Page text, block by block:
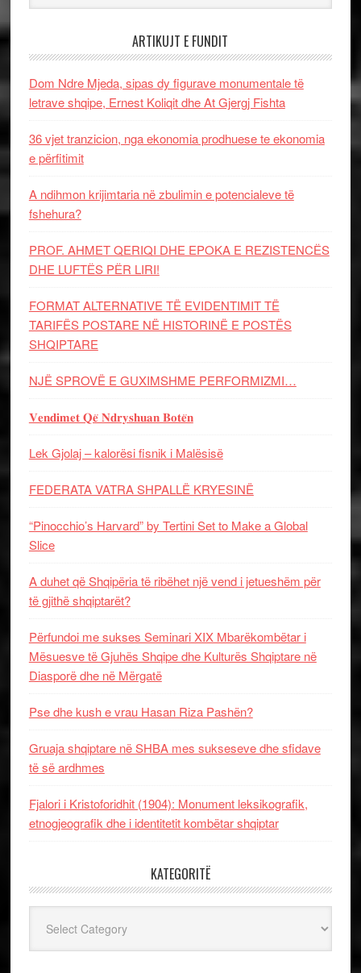
ARTIKUJT E FUNDIT
Dom Ndre Mjeda, sipas dy figurave monumentale të
letrave shqipe, Ernest Koliqit dhe At Gjergj Fishta
36 vjet tranzicion, nga ekonomia prodhuese te ekonomia
e përfitimit
A ndihmon krijimtaria në zbulimin e potencialeve të
fshehura?
PROF. AHMET QERIQI DHE EPOKA E REZISTENCЁS
DHE LUFTЁS PЁR LIRI!
FORMAT ALTERNATIVE TË EVIDENTIMIT TË
TARIFËS POSTARE NË HISTORINË E POSTËS
SHQIPTARE
NJË SPROVË E GUXIMSHME PERFORMIZMI…
𝐕𝐞𝐧𝐝𝐢𝐦𝐞𝐭 𝐐𝐞̈ 𝐍𝐝𝐫𝐲𝐬𝐡𝐮𝐚𝐧 𝐁𝐨𝐭𝐞̈𝐧
Lek Gjolaj – kalorësi fisnik i Malësisë
FEDERATA VATRA SHPALLË KRYESINË
“Pinocchio’s Harvard” by Tertini Set to Make a Global
Slice
A duhet që Shqipëria të ribëhet një vend i jetueshëm për
të gjithë shqiptarët?
Përfundoi me sukses Seminari XIX Mbarëkombëtar i
Mësuesve të Gjuhës Shqipe dhe Kulturës Shqiptare në
Diasporë dhe në Mërgatë
Pse dhe kush e vrau Hasan Riza Pashën?
Gruaja shqiptare në SHBA mes sukseseve dhe sfidave
të së ardhmes
Fjalori i Kristoforidhit (1904): Monument leksikografik,
etnogjeografik dhe i identitetit kombëtar shqiptar
KATEGORITË